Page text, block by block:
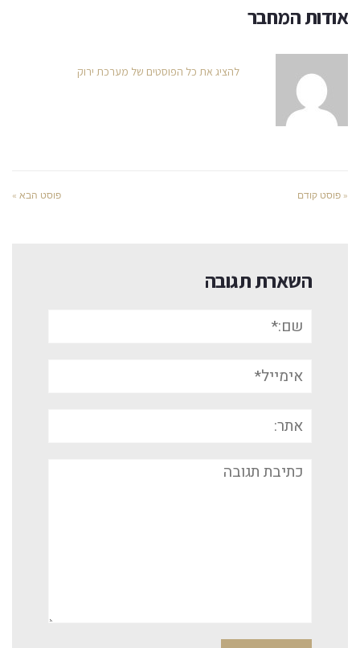
אודות המחבר
להציג את כל הפוסטים של מערכת ירוק
« פוסט קודם פוסט הבא »
השארת תגובה
אימייל*
תגובה